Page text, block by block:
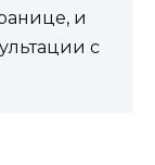
и
с